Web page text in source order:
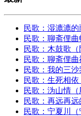
民歌：湿漉漉的
民歌：聊斋俚曲
民歌：木鼓歌（
民歌：聊斋俚曲
民歌：我的三沙
民歌：生死相依
民歌：沩山情（
民歌：再远再远
民歌：宁夏川（